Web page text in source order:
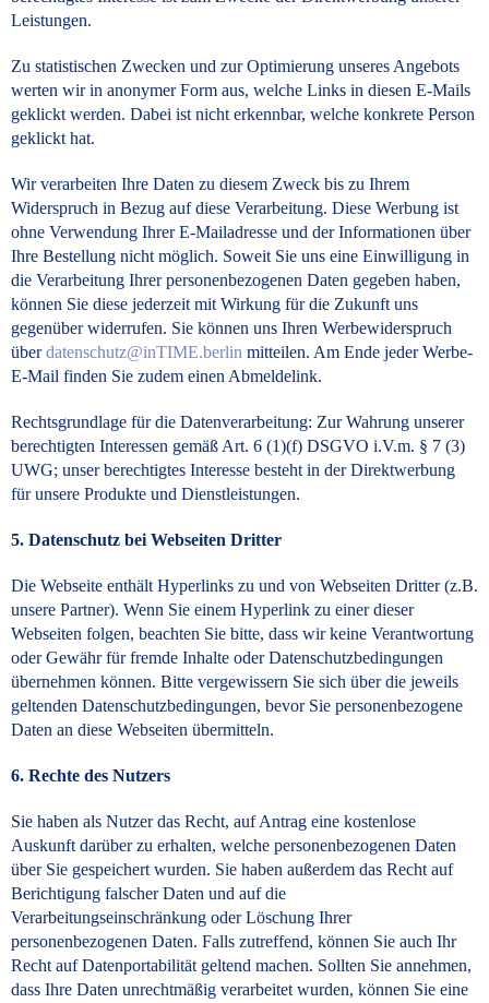
Leistungen.
Zu statistischen Zwecken und zur Optimierung unseres Angebots
werten wir in anonymer Form aus, welche Links in diesen E-Mails
geklickt werden. Dabei ist nicht erkennbar, welche konkrete Person
geklickt hat.
Wir verarbeiten Ihre Daten zu diesem Zweck bis zu Ihrem
Widerspruch in Bezug auf diese Verarbeitung. Diese Werbung ist
ohne Verwendung Ihrer E-Mailadresse und der Informationen über
Ihre Bestellung nicht möglich. Soweit Sie uns eine Einwilligung in
die Verarbeitung Ihrer personenbezogenen Daten gegeben haben,
können Sie diese jederzeit mit Wirkung für die Zukunft uns
gegenüber widerrufen. Sie können uns Ihren Werbewiderspruch
überdatenschutz@inTIME.berlin mitteilen. Am Ende jeder Werbe-
E-Mail finden Sie zudem einen Abmeldelink.
Rechtsgrundlage für die Datenverarbeitung: Zur Wahrung unserer
berechtigten Interessen gemäß Art. 6 (1)(f) DSGVO i.V.m. § 7 (3)
UWG; unser berechtigtes Interesse besteht in der Direktwerbung
für unsere Produkte und Dienstleistungen.
5. Datenschutz bei Webseiten Dritter
Die Webseite enthält Hyperlinks zu und von Webseiten Dritter (z.B.
unsere Partner). Wenn Sie einem Hyperlink zu einer dieser
Webseiten folgen, beachten Sie bitte, dass wir keine Verantwortung
oder Gewähr für fremde Inhalte oder Datenschutzbedingungen
übernehmen können. Bitte vergewissern Sie sich über die jeweils
geltenden Datenschutzbedingungen, bevor Sie personenbezogene
Daten an diese Webseiten übermitteln.
6. Rechte des Nutzers
Sie haben als Nutzer das Recht, auf Antrag eine kostenlose
Auskunft darüber zu erhalten, welche personenbezogenen Daten
über Sie gespeichert wurden. Sie haben außerdem das Recht auf
Berichtigung falscher Daten und auf die
Verarbeitungseinschränkung oder Löschung Ihrer
personenbezogenen Daten. Falls zutreffend, können Sie auch Ihr
Recht auf Datenportabilität geltend machen. Sollten Sie annehmen,
dass Ihre Daten unrechtmäßig verarbeitet wurden, können Sie eine